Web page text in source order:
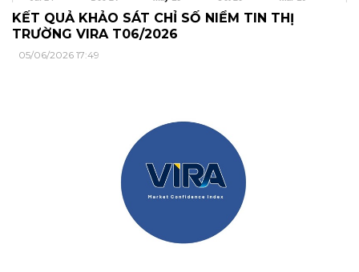
KẾT QUẢ KHẢO SÁT CHỈ SỐ NIỀM TIN THỊ
TRƯỜNG VIRA T06/2026
05/06/2026 17:49